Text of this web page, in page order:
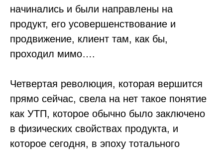
начинались и были направлены на
продукт, его усовершенствование и
продвижение, клиент там, как бы,
проходил мимо….
Четвертая революция, которая вершится
прямо сейчас, свела на нет такое понятие
как УТП, которое обычно было заключено
в физических свойствах продукта, и
которое сегодня, в эпоху тотального